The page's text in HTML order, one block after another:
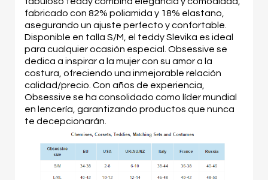
fabricado con 82% poliamida y 18% elastano,
asegurando un ajuste perfecto y confortable.
Disponible en talla S/M, el teddy Slevika es ideal
para cualquier ocasión especial. Obsessive se
dedica a inspirar a la mujer con su amor a la
costura, ofreciendo una inmejorable relación
calidad/precio. Con años de experiencia,
Obsessive se ha consolidado como líder mundial
en lencería, garantizando productos que nunca
te decepcionarán.